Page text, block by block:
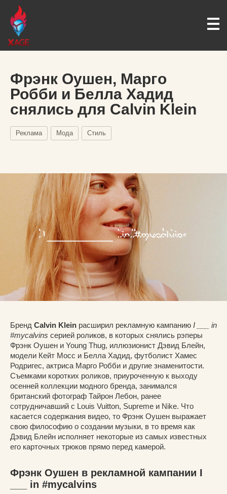
Фрэнк Оушен, Марго
Робби и Белла Хадид
снялись для Calvin Klein
Реклама Мода Стиль
Бренд Calvin Klein расширил рекламную кампанию I ___ in
#mycalvins серией роликов, в которых снялись рэперы
Фрэнк Оушен и Young Thug, иллюзионист Дэвид Блейн,
модели Кейт Мосс и Белла Хадид, футболист Хамес
Родригес, актриса Марго Робби и другие знаменитости.
Съемками коротких роликов, приуроченную к выходу
осенней коллекции модного бренда, занимался
британский фотограф Тайрон Лебон, ранее
сотрудничавший с Louis Vuitton, Supreme и Nike. Что
касается содержания видео, то Фрэнк Оушен выражает
свою философию о создании музыки, в то время как
Дэвид Блейн исполняет некоторые из самых известных
его карточных трюков прямо перед камерой.
Фрэнк Оушен в рекламной кампании I
___ in #mycalvins